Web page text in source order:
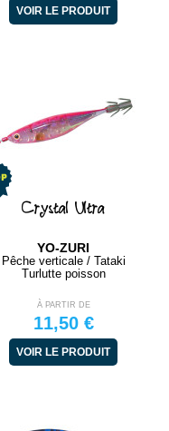
VOIR LE PRODUIT
Crystal Ultra
YO-ZURI
Pêche verticale / Tataki
Turlutte poisson
À PARTIR DE
11,50 €
VOIR LE PRODUIT